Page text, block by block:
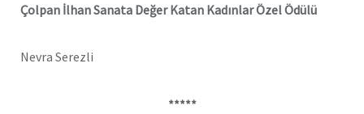
Çolpan İlhan Sanata Değer Katan Kadınlar Özel Ödülü
Nevra Serezli
*****